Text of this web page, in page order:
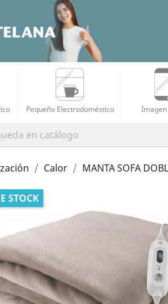
Pequeño Electrodoméstico Imagen
Calor MANTA SOFA
STOCK